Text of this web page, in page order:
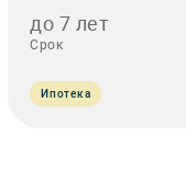
до 7 лет
Срок
Ипотека